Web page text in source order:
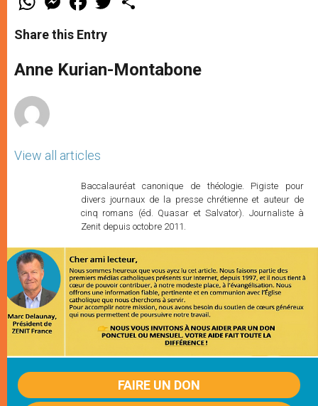
t
s
p
p
e
s
e
g
e
a
e
b
o
k
w
r
Share this Entry
Anne Kurian-Montabone
View all articles
Baccalauréat canonique de théologie. Pigiste pour
divers journaux de la presse chrétienne et auteur de
cinq romans (éd. Quasar et Salvator). Journaliste à
Zenit depuis octobre 2011.
FAIRE UN DON